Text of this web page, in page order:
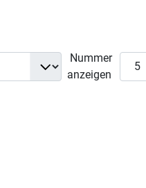
Nummer
anzeigen